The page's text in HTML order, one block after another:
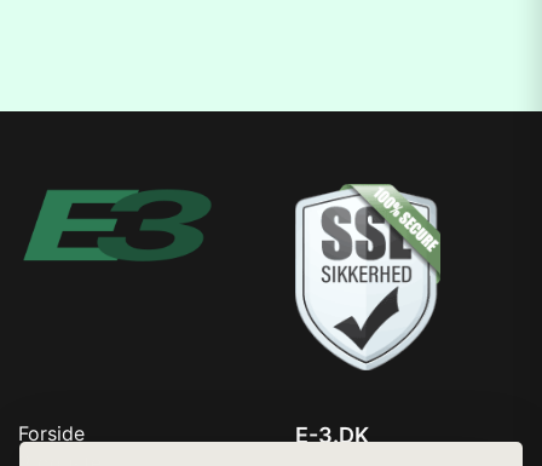
Forside
E-3.DK